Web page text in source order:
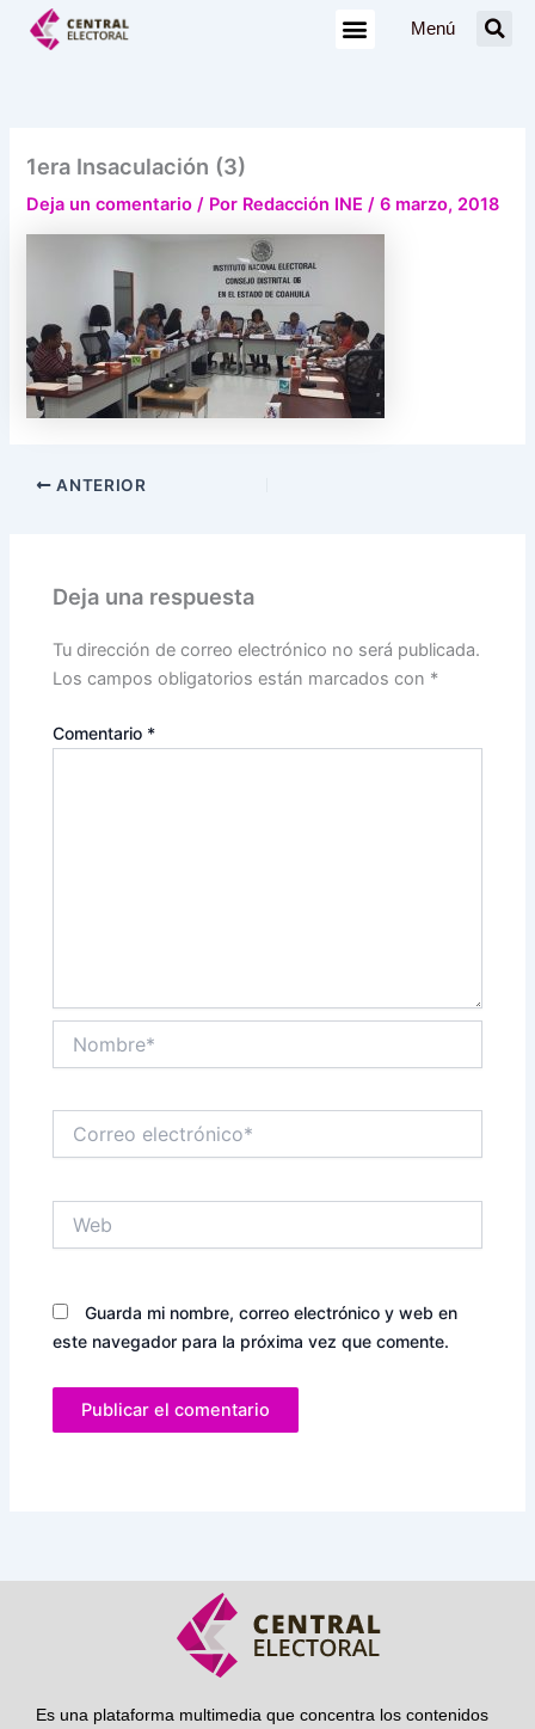
Menú
1era Insaculación (3)
Deja un comentario / Por Redacción INE/6 marzo, 2018
ANTERIOR
Deja una respuesta
Tu dirección de correo electrónico no será publicada.
Los campos obligatorios están marcados con *
Comentario *
electrónico*
Guarda mi nombre, correo electrónico y web en
este navegador para la próxima vez que comente.
Es una plataforma multimedia que concentra los contenidos